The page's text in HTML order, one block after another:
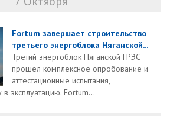
Fortum завершает строительство
третьего энергоблока Няганской...
Третий энергоблок Няганской ГРЭС
прошел комплексное опробование и
аттестационные испытания,
эксплуатацию. Fortum...